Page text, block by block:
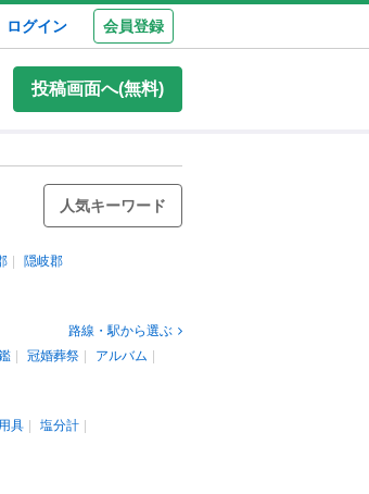
ログイン 会員登録
投稿画面へ(無料)
人気キーワード
隠岐郡
路線・駅から選ぶ
冠婚葬祭
アルバム
具
塩分計